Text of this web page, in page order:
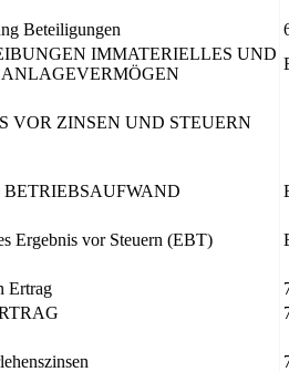
Beteiligungen
IMMATERIELLES UND
VOR ZINSEN UND STEUERN
Ergebnis vor Steuern (EBT)
Ertrag